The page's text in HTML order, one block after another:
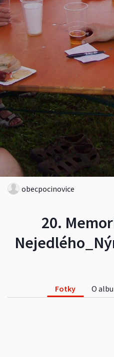
20.
obecpocinovice
Fotky O albu